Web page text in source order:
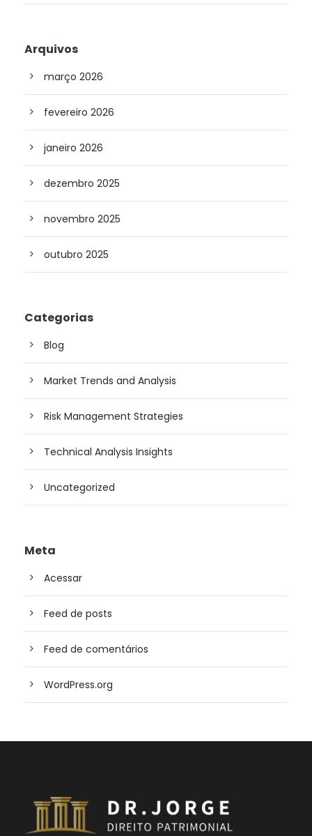
Arquivos
março 2026
fevereiro 2026
janeiro 2026
dezembro 2025
novembro 2025
outubro 2025
Categorias
Blog
Market Trends and Analysis
Risk Management Strategies
Technical Analysis Insights
Uncategorized
Meta
Acessar
Feed de posts
Feed de comentários
WordPress.org